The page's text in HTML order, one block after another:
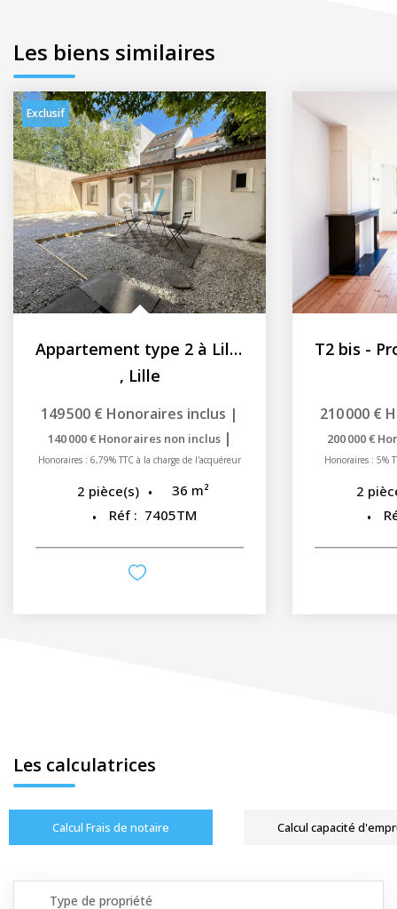
Les biens similaires
Exclusif
Appartement type 2 à Lille secteur Vauban-Esquermes
, Lille
149 500 € Honoraires inclus |
140 000 € Honoraires non inclus |
Honoraires : 6,79% TTC à la charge de l'acquéreur
2 pièce(s) 36 m²
Réf : 7405TM
210 000 €
200 000 €
Honoraires : 5%
2
Les calculatrices
Calcul Frais de notaire Calcul capacité